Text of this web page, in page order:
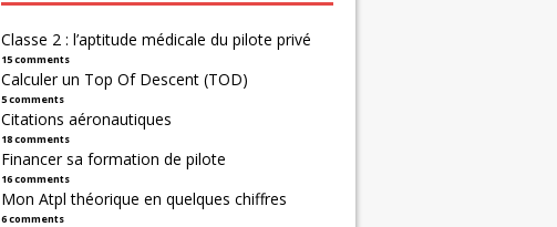
Classe 2 : l’aptitude médicale du pilote privé
15 comments
Calculer un Top Of Descent (TOD)
5 comments
Citations aéronautiques
18 comments
Financer sa formation de pilote
16 comments
Mon Atpl théorique en quelques chiffres
6 comments